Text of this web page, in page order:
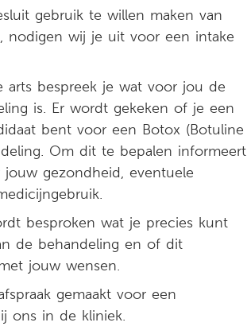
gebruik te willen maken van
nodigen wij je uit voor een intake
arts bespreek je wat voor jou de
is. Er wordt gekeken of je een
bent voor een Botox (Botuline
Om dit te bepalen informeert
jouw gezondheid, eventuele
besproken wat je precies kunt
de behandeling en of dit
jouw wensen.
gemaakt voor een
ons in de kliniek.